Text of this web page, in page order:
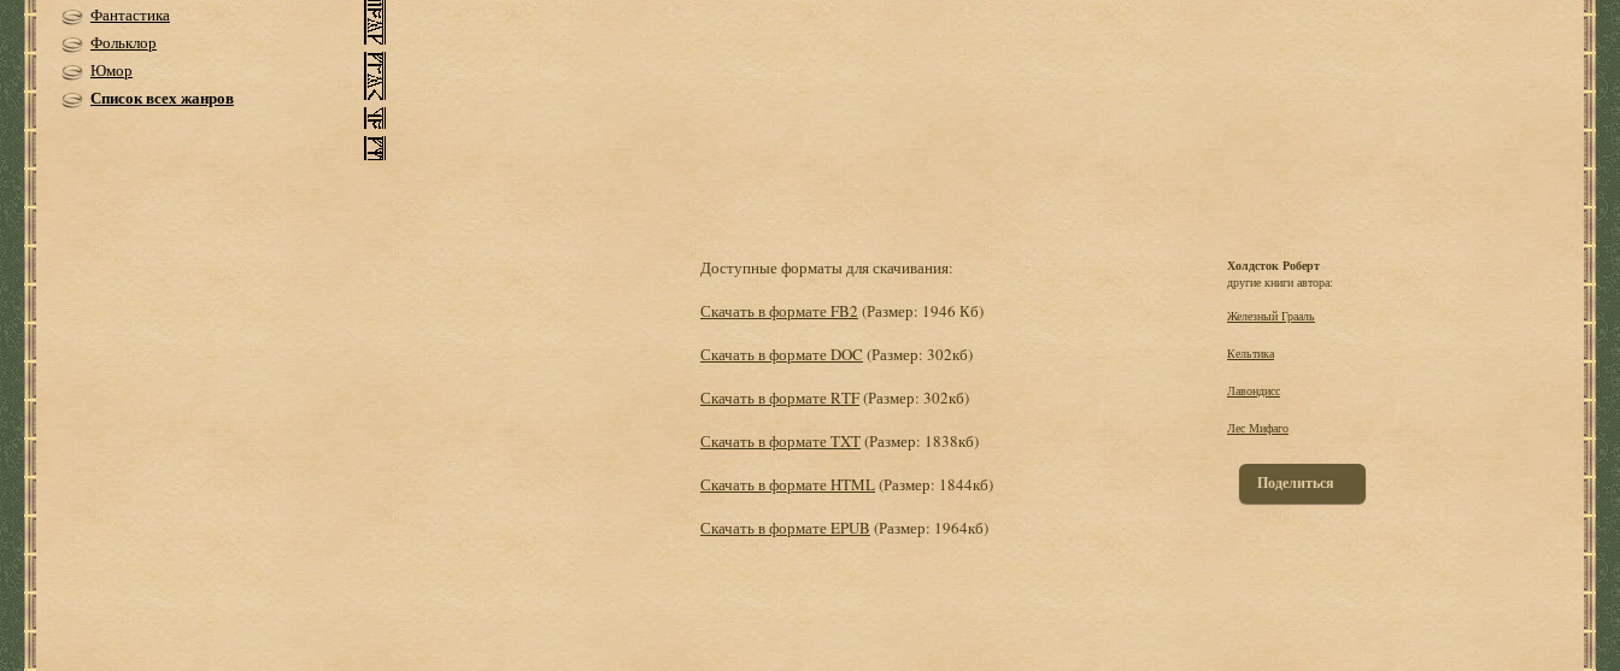
Фантастика
Фольклор
Юмор
Список всех жанров
Доступные форматы для скачивания:
Скачать в формате FB2 (Размер: 1946 Кб)
Скачать в формате DOC (Размер: 302кб)
Скачать в формате RTF(Размер: 302кб)
Скачать в формате TXT(Размер: 1838кб)
Скачать в формате HTML(Размер: 1844кб)
Скачать в формате EPUB (Размер: 1964кб)
Холдсток Роберт
другие книги автора:
Железный Грааль
Кельтика
Лавондисс
Лес Мифаго
Поделиться